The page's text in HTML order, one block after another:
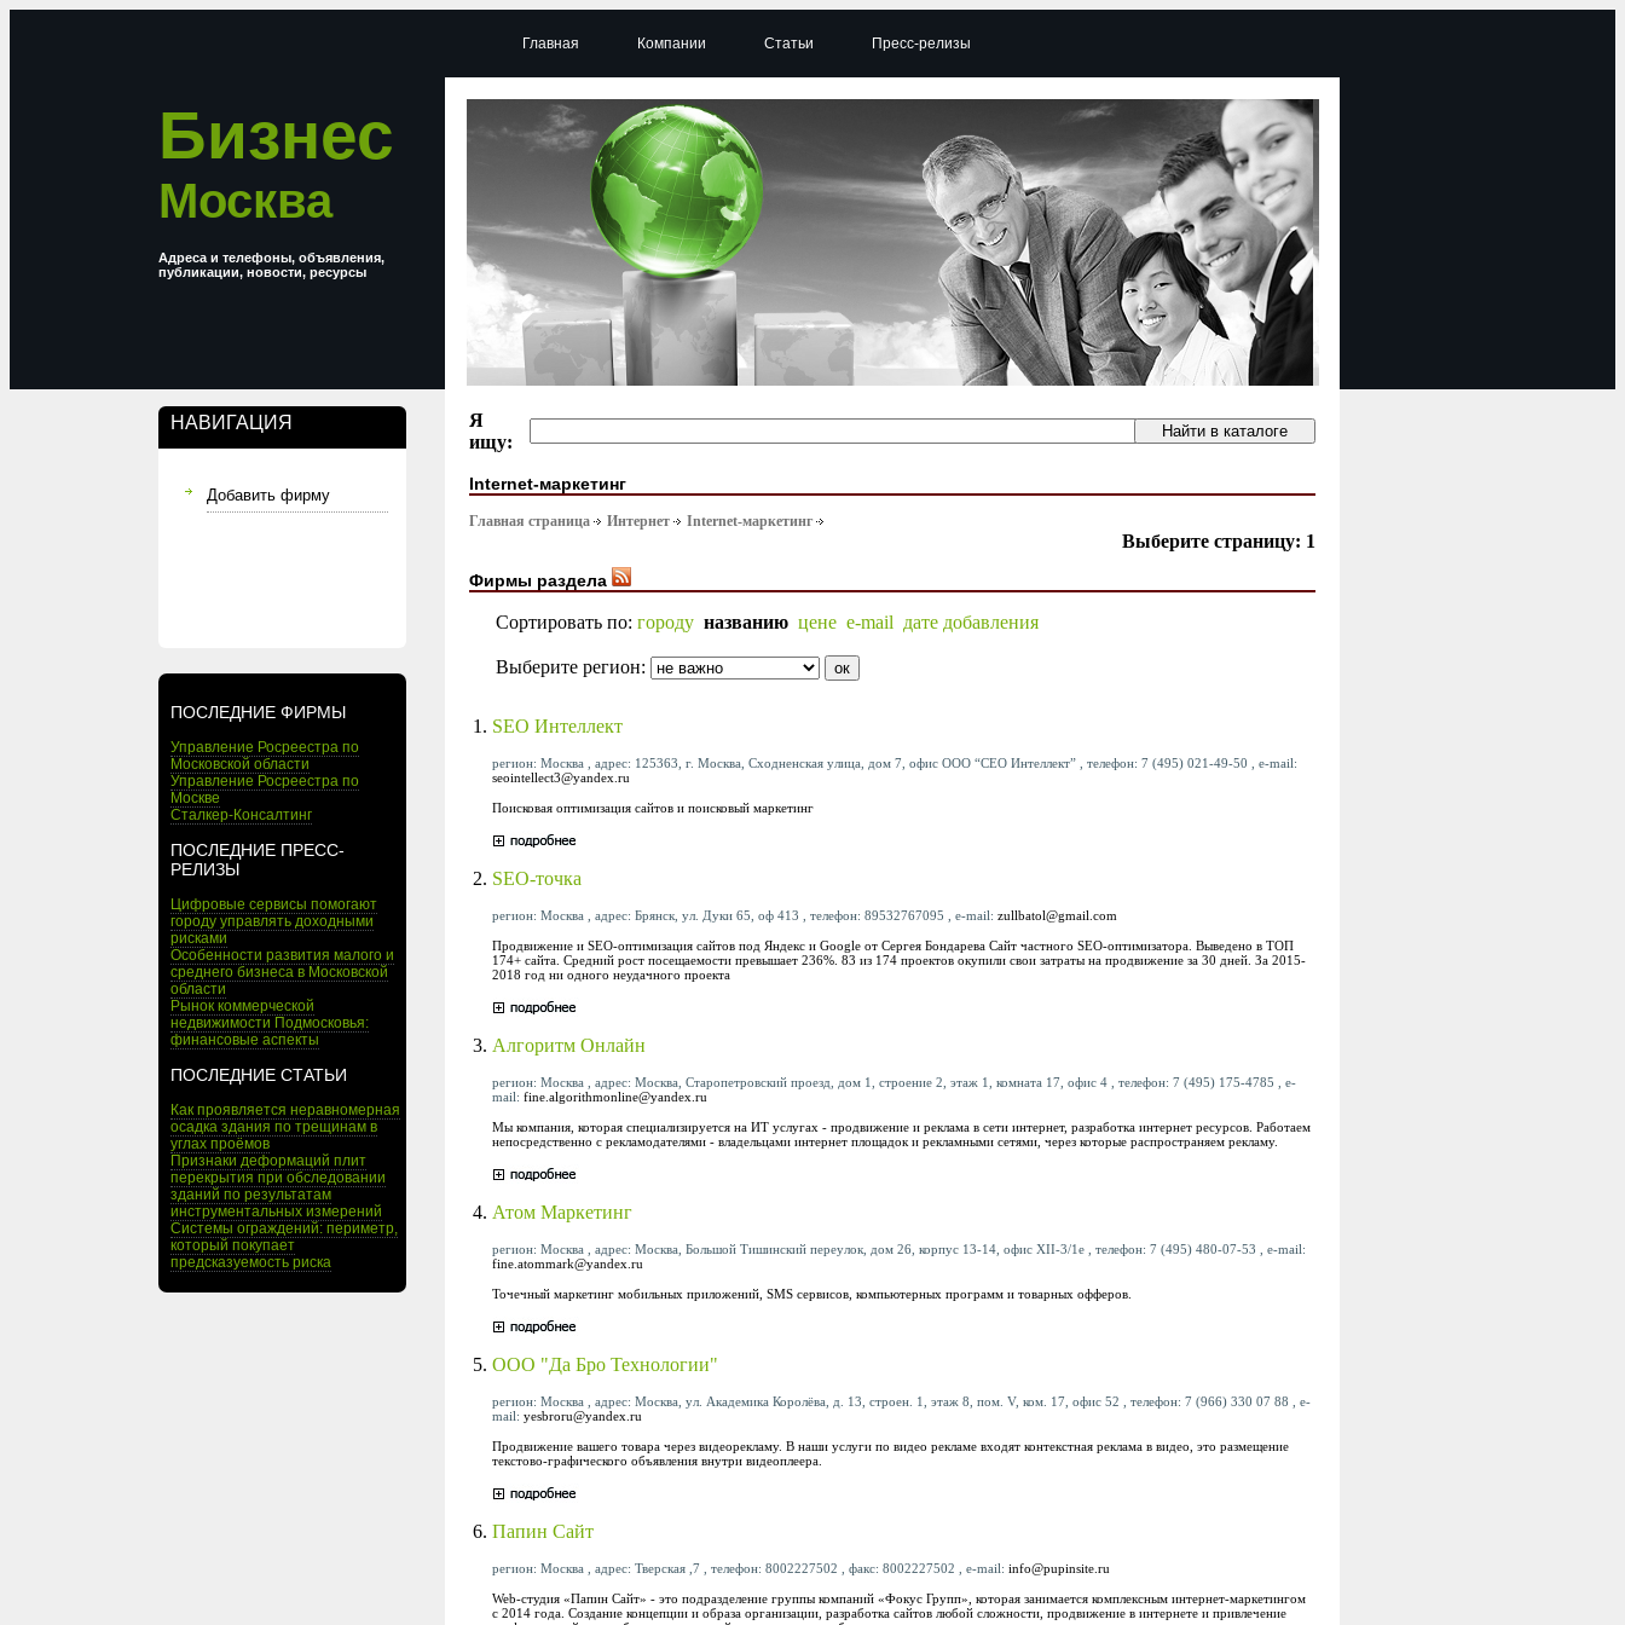
Бизнес
Москва
Адреса и телефоны, объявления,
публикации, новости, ресурсы
НАВИГАЦИЯ
Добавить фирму
ПОСЛЕДНИЕ ФИРМЫ
Управление Росреестра по
Московской области
Управление Росреестра по
Москве
Сталкер-Консалтинг
ПОСЛЕДНИЕ ПРЕСС-
РЕЛИЗЫ
Цифровые сервисы помогают
городу управлять доходными
рисками
Особенности развития малого и
среднего бизнеса в Московской
области
Рынок коммерческой
недвижимости Подмосковья:
финансовые аспекты
ПОСЛЕДНИЕ СТАТЬИ
Как проявляется неравномерная
осадка здания по трещинам в
углах проёмов
Признаки деформаций плит
перекрытия при обследовании
зданий по результатам
инструментальных измерений
Системы ограждений: периметр,
который покупает
предсказуемость риска
Главная Компании Статьи Пресс-релизы
Я
ищу:
Internet-маркетинг
Главная страница Интернет Internet-маркетинг
Выберите страницу: 1
Фирмы раздела
Сортировать по: городу названию цене e-mail дате добавления
Выберите регион:
1. SEO Интеллект
регион: Москва , адрес: 125363, г. Москва, Сходненская улица, дом 7, офис ООО “СЕО Интеллект” , телефон: 7 (495) 021-49-50 , e-mail:
seointellect3@yandex.ru
Поисковая оптимизация сайтов и поисковый маркетинг
2. SEO-точка
регион: Москва , адрес: Брянск, ул. Дуки 65, оф 413 , телефон: 89532767095 , e-mail: zullbatol@gmail.com
Продвижение и SEO-оптимизация сайтов под Яндекс и Google от Сергея Бондарева Сайт частного SEO-оптимизатора. Выведено в ТОП
174+ сайта. Средний рост посещаемости превышает 236%. 83 из 174 проектов окупили свои затраты на продвижение за 30 дней. За 2015-
2018 год ни одного неудачного проекта
3. Алгоритм Онлайн
регион: Москва , адрес: Москва, Старопетровский проезд, дом 1, строение 2, этаж 1, комната 17, офис 4 , телефон: 7 (495) 175-4785 , e-
mail: fine.algorithmonline@yandex.ru
Мы компания, которая специализируется на ИТ услугах - продвижение и реклама в сети интернет, разработка интернет ресурсов. Работаем
непосредственно с рекламодателями - владельцами интернет площадок и рекламными сетями, через которые распространяем рекламу.
4. Атом Маркетинг
регион: Москва , адрес: Москва, Большой Тишинский переулок, дом 26, корпус 13-14, офис XII-3/1е , телефон: 7 (495) 480-07-53 , e-mail:
fine.atommark@yandex.ru
Точечный маркетинг мобильныx приложений, SMS сервисов, компьютерных программ и товарных офферов.
5. ООО "Да Бро Технологии"
регион: Москва , адрес: Москва, ул. Академика Королёва, д. 13, строен. 1, этаж 8, пом. V, ком. 17, офис 52 , телефон: 7 (966) 330 07 88 , e-
mail: yesbroru@yandex.ru
Продвижение вашего товара через видеорекламу. В наши услуги по видео рекламе входят контекстная реклама в видео, это размещение
текстово-графического объявления внутри видеоплеера.
6. Папин Сайт
регион: Москва , адрес: Тверская ,7 , телефон: 8002227502 , факс: 8002227502 , e-mail: info@pupinsite.ru
Web-студия «Папин Сайт» - это подразделение группы компаний «Фокус Групп», которая занимается комплексным интернет-маркетингом
с 2014 года. Создание концепции и образа организации, разработка сайтов любой сложности, продвижение в интернете и привлечение